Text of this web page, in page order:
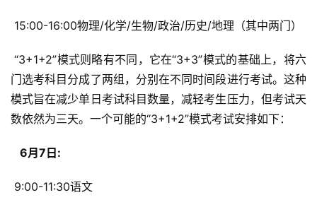
15:00-16:00物理/化学/生物/政治/历史/地理（其中两门）
“3+1+2”模式则略有不同，它在“3+3”模式的基础上，将六
门选考科目分成了两组，分别在不同时间段进行考试。这种
模式旨在减少单日考试科目数量，减轻考生压力，但考试天
数依然为三天。一个可能的“3+1+2”模式考试安排如下：
  6月7日:
9:00-11:30语文